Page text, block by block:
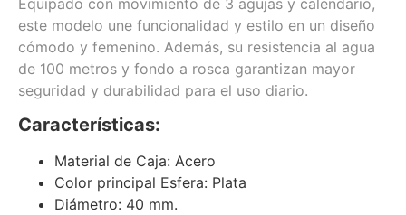
este modelo une funcionalidad y estilo en un diseño
cómodo y femenino. Además, su resistencia al agua
de 100 metros y fondo a rosca garantizan mayor
seguridad y durabilidad para el uso diario.
Características:
Material de Caja: Acero
Color principal Esfera: Plata
Diámetro: 40 mm.